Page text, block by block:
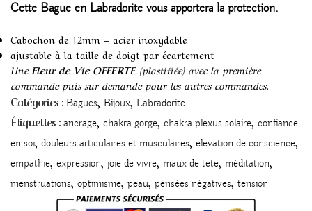
Cette Bague en Labradorite vousapportera la protection.
Cabochon de 12mm – acier inoxydable
ajustable à la taille de doigt par écartement
Une Fleur de Vie OFFERTE(plastifiée) avec la première
commande puis sur demande pour les autres commandes.
Catégories : Bagues, Bijoux, Labradorite
Étiquettes : ancrage, chakra gorge, chakra plexus solaire, confiance
en soi, douleurs articulaires et musculaires, élévation de conscience,
empathie, expression, joie de vivre, maux de tête, méditation,
menstruations, optimisme, peau, pensées négatives, tension